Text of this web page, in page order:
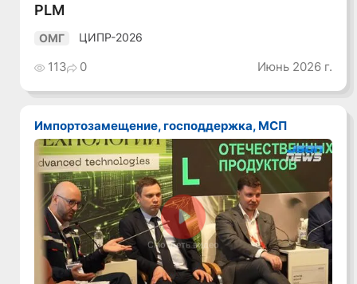
PLM
ОМГ ЦИПР-2026
113 0 Июнь 2026 г.
Импортозамещение, господдержка, МСП
Смотреть видео